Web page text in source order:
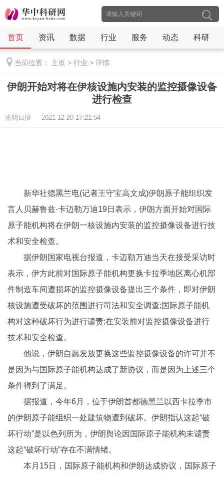
首页 资讯 数据 行业 服务 动态 科研
当前位置： 主页 > 行业 > 详情
伊朗开始对将在伊核设施内安装的监控摄像设备
进行检查
光明日报 2021-12-20 17:21:54
新华社德黑兰电(记者王守宝高文成)伊朗原子能组织发
言人贝赫鲁兹·卡迈勒万迪19日表示，伊朗方面开始对国际
原子能机构将在伊朗一核设施内安装的监控摄像设备进行技
术和安全检查。
据伊朗国家电视台报道，卡迈勒万迪当天在接受采访时
表示，伊方此前对国际原子能机构更换卡拉季地区离心机部
件制造车间遭损坏的监控摄像设备提出三个条件，即对伊朗
核设施遭受破坏的范围进行司法和安全调查;国际原子能机
构对这种破坏行为进行谴责;在安装前对监控摄像设备进行
技术和安全检查。
他说，伊朗自愿发放更换这些监控摄像设备的许可并不
是因为与国际原子能机构达成了新协议，而是因为上述三个
条件得到了满足。
据报道，今年6月，位于伊朗首都德黑兰以西卡拉季市
的伊朗原子能组织一处建筑物遭到破坏。伊朗指认这起“破
坏行动”是以色列所为，伊朗舆论因国际原子能机构未谴责
这起“破坏行动”存在不满情绪。
本月15日，国际原子能机构和伊朗达成协议，国际原子